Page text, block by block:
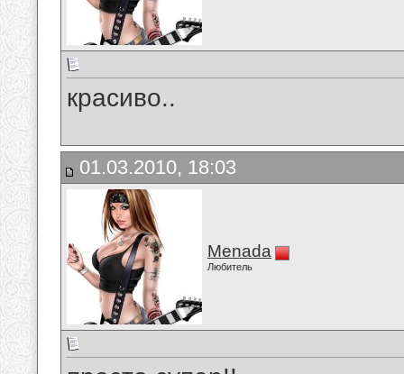
красиво..
01.03.2010, 18:03
Menada
Любитель